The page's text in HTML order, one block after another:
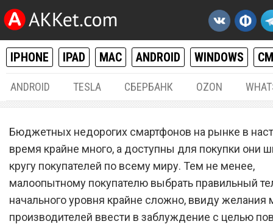
IPHONE IPAD MAC ANDROID WINDOWS
ANDROID TESLA СБЕРБАНК OZON
Xiaomi Redmi 6A
сильно рухнул в цене
Бюджетных недорогих смартфонов на рынке в
время крайне много, а доступны для покупки они
кругу покупателей по всему миру. Тем не менее,
малоопытному покупателю выбрать правильный
начального уровня крайне сложно, ввиду желания
производителей ввести в заблуждение с целью